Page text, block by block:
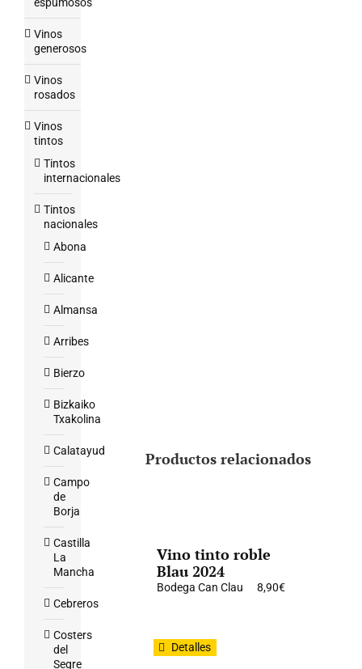
Productos relacionados
Vino tinto roble
Blau 2024
Bodega Can Clau 8,90€
Detalles
Vinos
generosos
Vinos
rosados
Vinos
tintos
Tintos
internacionales
Tintos
nacionales
Abona
Alicante
Almansa
Arribes
Bierzo
Bizkaiko
Txakolina
Calatayud
Campo
de
Borja
Castilla
La
Mancha
Cebreros
Costers
del
Segre